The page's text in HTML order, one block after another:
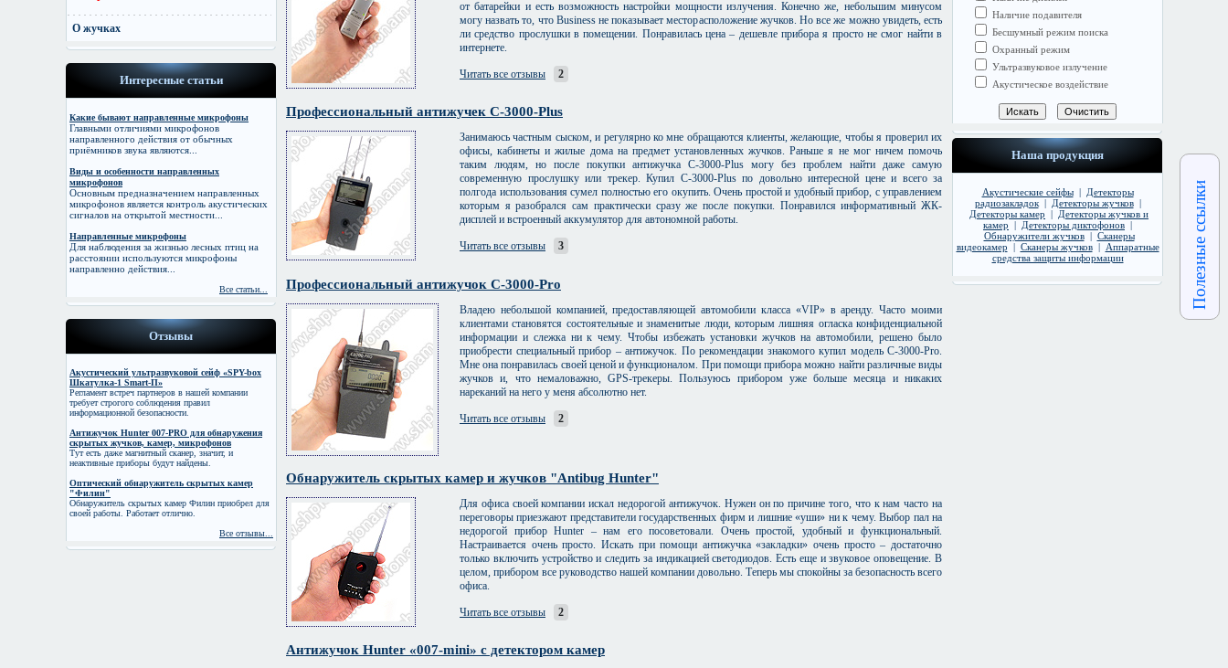
О жучках
Интересные статьи
Какие бывают направленные микрофоны
Главными отличиями микрофонов
направленного действия от обычных
приёмников звука являются...
Виды и особенности направленных
микрофонов
Основным предназначением направленных
микрофонов является контроль акустических
сигналов на открытой местности...
Направленные микрофоны
Для наблюдения за жизнью лесных птиц на
расстоянии используются микрофоны
направленно действия...
Все статьи...
Отзывы
Акустический ультразвуковой сейф «SPY-box
Шкатулка-1 Smart-П»
Регламент встреч партнеров в нашей компании
требует строгого соблюдения правил
информационной безопасности.
Антижучок Hunter 007-PRO для обнаружения
скрытых жучков, камер, микрофонов
Тут есть даже магнитный сканер, значит, и
неактивные приборы будут найдены.
Оптический обнаружитель скрытых камер
"Филин"
Обнаружитель скрытых камер Филин приобрел для
своей работы. Работает отлично.
Все отзывы...
от батарейки и есть возможность настройки мощности излучения. Конечно же, небольшим минусом
могу назвать то, что Business не показывает месторасположение жучков. Но все же можно увидеть, есть
ли средство прослушки в помещении. Понравилась цена – дешевле прибора я просто не смог найти в
интернете.
Читать все отзывы 2
Профессиональный антижучек C-3000-Plus
Занимаюсь частным сыском, и регулярно ко мне обращаются клиенты, желающие, чтобы я проверил их
офисы, кабинеты и жилые дома на предмет установленных жучков. Раньше я не мог ничем помочь
таким людям, но после покупки антижучка C-3000-Plus могу без проблем найти даже самую
современную прослушку или трекер. Купил C-3000-Plus по довольно интересной цене и всего за
полгода использования сумел полностью его окупить. Очень простой и удобный прибор, с управлением
которым я разобрался сам практически сразу же после покупки. Понравился информативный ЖК-
дисплей и встроенный аккумулятор для автономной работы.
Читать все отзывы 3
Профессиональный антижучок C-3000-Pro
Владею небольшой компанией, предоставляющей автомобили класса «VIP» в аренду. Часто моими
клиентами становятся состоятельные и знаменитые люди, которым лишняя огласка конфиденциальной
информации и слежка ни к чему. Чтобы избежать установки жучков на автомобили, решено было
приобрести специальный прибор – антижучок. По рекомендации знакомого купил модель C-3000-Pro.
Мне она понравилась своей ценой и функционалом. При помощи прибора можно найти различные виды
жучков и, что немаловажно, GPS-трекеры. Пользуюсь прибором уже больше месяца и никаких
нареканий на него у меня абсолютно нет.
Читать все отзывы 2
Обнаружитель скрытых камер и жучков "Antibug Hunter"
Для офиса своей компании искал недорогой антижучок. Нужен он по причине того, что к нам часто на
переговоры приезжают представители государственных фирм и лишние «уши» ни к чему. Выбор пал на
недорогой прибор Hunter – нам его посоветовали. Очень простой, удобный и функциональный.
Настраивается очень просто. Искать при помощи антижучка «закладки» очень просто – достаточно
только включить устройство и следить за индикацией светодиодов. Есть еще и звуковое оповещение. В
целом, прибором все руководство нашей компании довольно. Теперь мы спокойны за безопасность всего
офиса.
Читать все отзывы 2
Антижучок Hunter «007-mini» с детектором камер
Наличие подавителя
Бесшумный режим поиска
Охранный режим
Ультразвуковое излучение
Акустическое воздействие
Наша продукция
Акустические сейфы| Детекторы
радиозакладок| Детекторы жучков|
Детекторы камер | Детекторы жучков и
камер | Детекторы диктофонов |
Обнаружители жучков| Сканеры
видеокамер | Сканеры жучков| Аппаратные
средства защиты информации
Полезные ссылки